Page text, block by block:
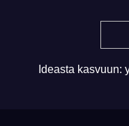
Ideasta kasvuun: